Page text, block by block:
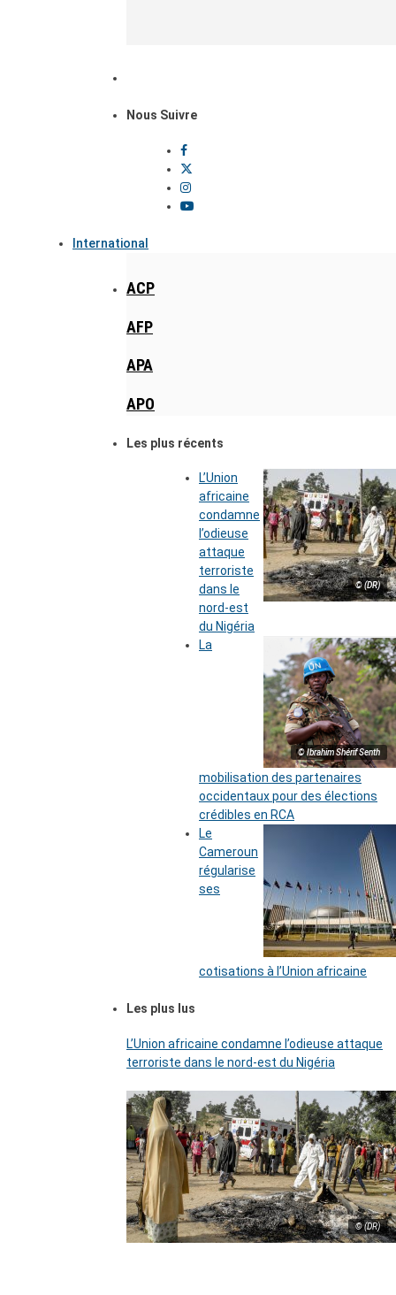
Nous Suivre
International
ACP
AFP
APA
APO
Les plus récents
© (DR)
L’Union
africaine
condamne
l’odieuse
attaque
terroriste
dans le
nord-est
du Nigéria
© Ibrahim Shérif Senth
La
mobilisation des partenaires
occidentaux pour des élections
crédibles en RCA
Le
Cameroun
régularise
ses
cotisations à l’Union africaine
Les plus lus
L’Union africaine condamne l’odieuse attaque
terroriste dans le nord-est du Nigéria
© (DR)